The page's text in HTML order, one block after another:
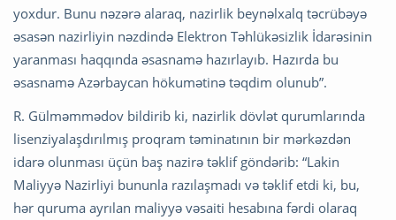
yoxdur. Bunu nəzərə alaraq, nazirlik beynəlxalq təcrübəyə
əsasən nazirliyin nəzdində Elektron Təhlükəsizlik İdarəsinin
yaranması haqqında əsasnamə hazırlayıb. Hazırda bu
əsasnamə Azərbaycan hökumətinə təqdim olunub”.
R. Gülməmmədov bildirib ki, nazirlik dövlət qurumlarında
lisenziyalaşdırılmış proqram təminatının bir mərkəzdən
idarə olunması üçün baş nazirə təklif göndərib: “Lakin
Maliyyə Nazirliyi bununla razılaşmadı və təklif etdi ki, bu,
hər quruma ayrılan maliyyə vəsaiti hesabına fərdi olaraq